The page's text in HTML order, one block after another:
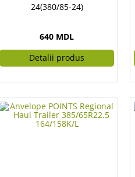
24(380/85-24)
640 MDL
Detalii produs